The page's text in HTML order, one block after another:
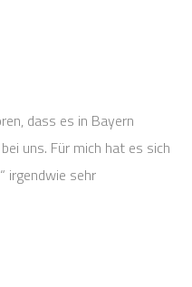
dass es in Bayern
uns. Für mich hat es sich
irgendwie sehr